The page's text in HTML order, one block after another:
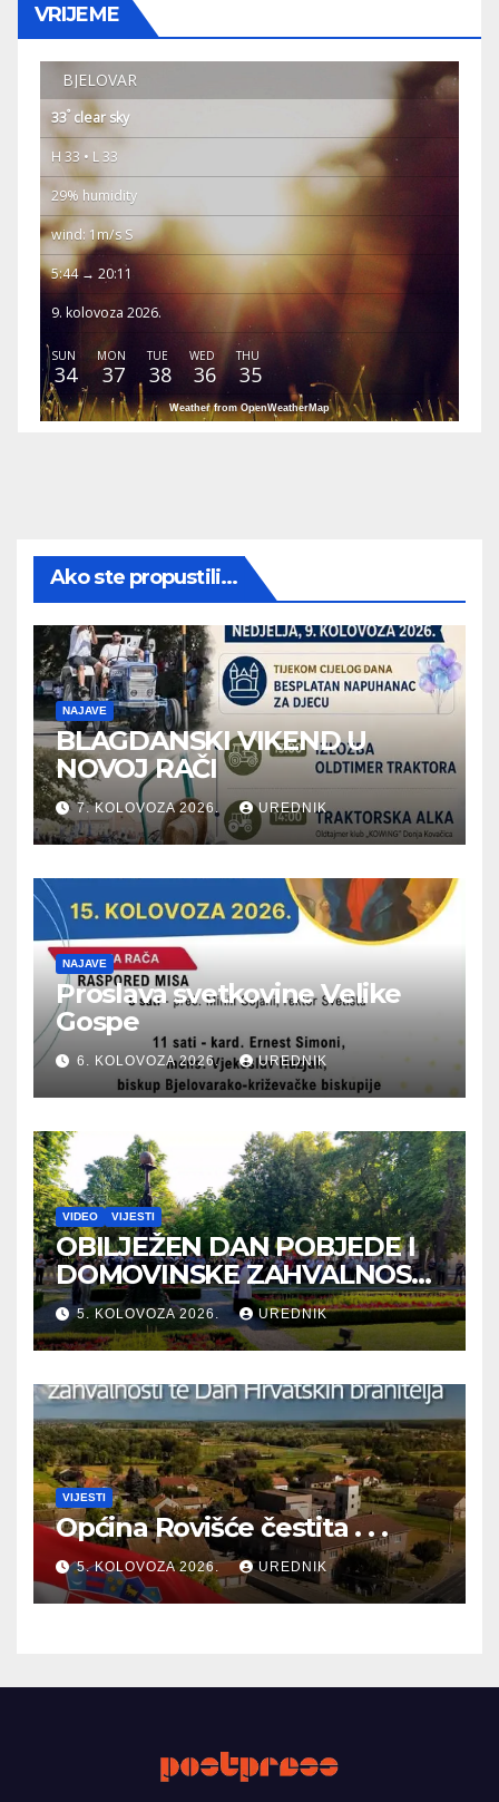
VRIJEME
BJELOVAR
33° clear sky
H 33 • L 33
29% humidity
wind: 1m/s S
5:44 → 20:11
9. kolovoza 2026.
SUN
34
MON
37
TUE
38
WED
36
THU
35
Weather from OpenWeatherMap
Ako ste propustili...
NAJAVE
BLAGDANSKI VIKEND U
NOVOJ RAČI
7. KOLOVOZA 2026. UREDNIK
NAJAVE
Proslava svetkovine Velike
Gospe
6. KOLOVOZA 2026. UREDNIK
VIDEO VIJESTI
OBILJEŽEN DAN POBJEDE I
DOMOVINSKE ZAHVALNOSTI
TE DAN HRVATSKIH
BRANITELJA
5. KOLOVOZA 2026. UREDNIK
VIJESTI
Općina Rovišće čestita . . .
5. KOLOVOZA 2026. UREDNIK